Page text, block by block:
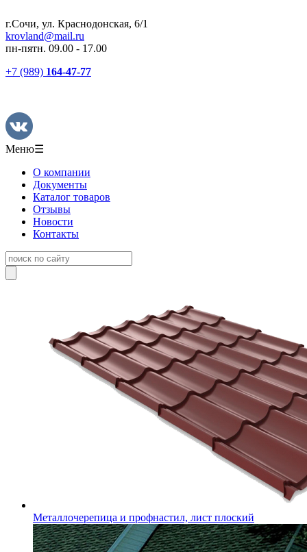
г.Сочи, ул. Краснодонская, 6/1
krovland@mail.ru
пн-пятн. 09.00 - 17.00
+7 (989) 164-47-77
Меню☰
О компании
Документы
Каталог товаров
Отзывы
Новости
Контакты
Металлочерепица и профнастил, лист плоский